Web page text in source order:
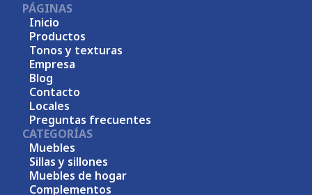
PÁGINAS
Inicio
Productos
Tonos y texturas
Empresa
Blog
Contacto
Locales
Preguntas frecuentes
CATEGORÍAS
Muebles
Sillas y sillones
Muebles de hogar
Complementos